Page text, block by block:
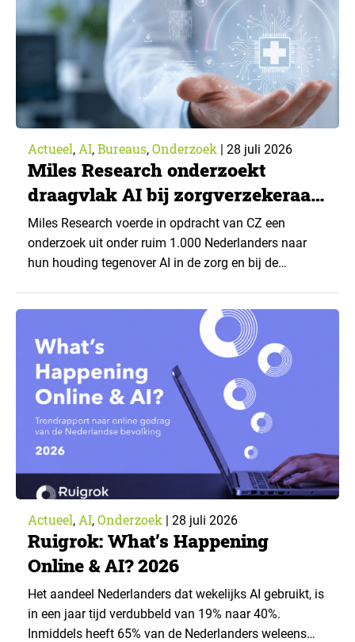
Actueel, AI, Bureaus, Onderzoek | 28 juli 2026
Miles Research onderzoekt
draagvlak AI bij zorgverzekeraar
CZ
Miles Research voerde in opdracht van CZ een
onderzoek uit onder ruim 1.000 Nederlanders naar
hun houding tegenover AI in de zorg en bij de
toepassingen, en waar trekken zij een grens? Dit
artikel is aangeleverd door kennispartner Miles
Research. ▼ De uitkomsten zijn…
Actueel, AI, Onderzoek | 28 juli 2026
Ruigrok: What’s Happening
Online & AI? 2026
Het aandeel Nederlanders dat wekelijks AI gebruikt, is
in een jaar tijd verdubbeld van 19% naar 40%.
Inmiddels heeft 65% van de Nederlanders weleens